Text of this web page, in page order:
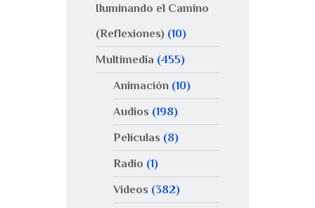
Iluminando el Camino
(Reflexiones) (10)
Multimedia (455)
Animación(10)
Audios (198)
Películas (8)
Radio (1)
Videos (382)